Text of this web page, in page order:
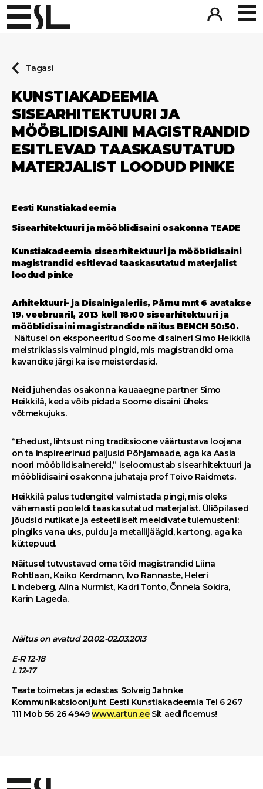
Tagasi
KUNSTIAKADEEMIA
SISEARHITEKTUURI JA
MÖÖBLIDISAINI MAGISTRANDID
ESITLEVAD TAASKASUTATUD
MATERJALIST LOODUD PINKE
Eesti Kunstiakadeemia
Sisearhitektuuri ja mööblidisaini osakonna TEADE
Kunstiakadeemia sisearhitektuuri ja mööblidisaini
magistrandid esitlevad taaskasutatud materjalist
loodud pinke
Arhitektuuri- ja Disainigaleriis, Pärnu mnt 6 avatakse
19. veebruaril, 2013 kell 18:00 sisearhitektuuri ja
mööblidisaini magistrandide näitus BENCH 50:50.
Näitusel on eksponeeritud Soome disaineri Simo Heikkilä
meistriklassis valminud pingid, mis magistrandid oma
kavandite järgi ka ise meisterdasid.
Neid juhendas osakonna kauaaegne partner Simo
Heikkilä, keda võib pidada Soome disaini üheks
võtmekujuks.
“Ehedust, lihtsust ning traditsioone väärtustava loojana
on ta inspireerinud paljusid Põhjamaade, aga ka Aasia
noori mööblidisainereid,” iseloomustab sisearhitektuuri ja
mööblidisaini osakonna juhataja prof Toivo Raidmets.
Heikkilä palus tudengitel valmistada pingi, mis oleks
vähemasti pooleldi taaskasutatud materjalist. Üliõpilased
jõudsid nutikate ja esteetiliselt meeldivate tulemusteni:
pingiks vana uks, puidu ja metallijäägid, kartong, aga ka
küttepuud.
Näitusel tutvustavad oma töid magistrandid Liina
Rohtlaan, Kaiko Kerdmann, Ivo Rannaste, Heleri
Lindeberg, Alina Nurmist, Kadri Tonto, Õnnela Soidra,
Karin Lageda.
Näitus on avatud 20.02.-02.03.2013
E-R 12-18
L 12-17
Teate toimetas ja edastas Solveig Jahnke
Kommunikatsioonijuht Eesti Kunstiakadeemia Tel 6 267
111 Mob 56 26 4949www.artun.eeSit aedificemus!